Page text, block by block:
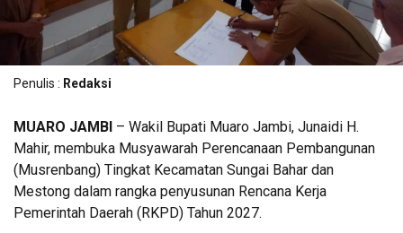
Penulis : Redaksi
MUARO JAMBI – Wakil Bupati Muaro Jambi, Junaidi H.
Mahir, membuka Musyawarah Perencanaan Pembangunan
(Musrenbang) Tingkat Kecamatan Sungai Bahar dan
Mestong dalam rangka penyusunan Rencana Kerja
Pemerintah Daerah (RKPD) Tahun 2027.